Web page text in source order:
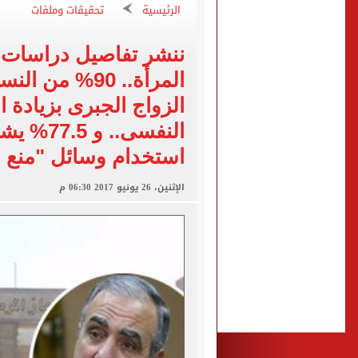
الكشف عن قصر محمد صلاح
برشلونة يطرح تذاكر
طرابزون سبور ينفي
الرئيسية تحقيقات وملفات
ننشر تفاصيل
المرأة.. 90%
استخدام وسائل
الإثنين، 26 يونيو 2017 06:30 م